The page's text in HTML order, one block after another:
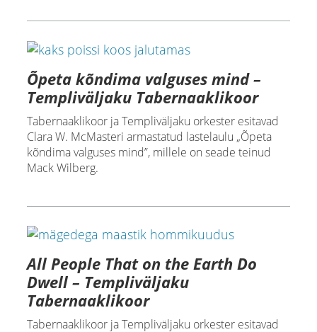
Õpeta kõndima valguses mind –
Templiväljaku Tabernaaklikoor
Tabernaaklikoor ja Templiväljaku orkester esitavad
Clara W. McMasteri armastatud lastelaulu „Õpeta
kõndima valguses mind”, millele on seade teinud
Mack Wilberg.
All People That on the Earth Do
Dwell – Templiväljaku
Tabernaaklikoor
Tabernaaklikoor ja Templiväljaku orkester esitavad